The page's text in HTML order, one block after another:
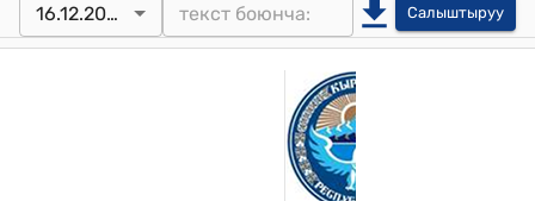
16.12.2023 Салыштыруу